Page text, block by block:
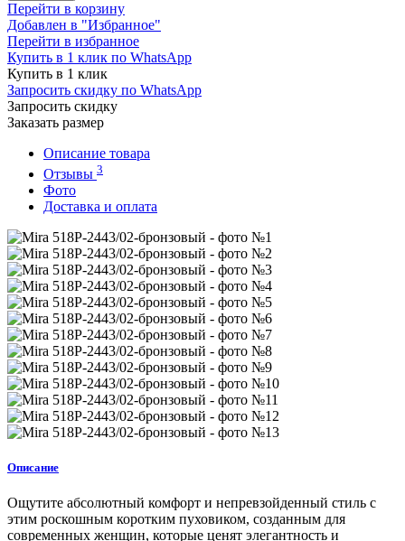
Перейти в корзину
Добавлен в "Избранное"
Перейти в избранное
Купить в 1 клик по WhatsApp
Купить в 1 клик
Запросить скидку по WhatsApp
Запросить скидку
Заказать размер
Описание товара
Отзывы 3
Фото
Доставка и оплата
Описание
Ощутите абсолютный комфорт и непревзойденный стиль с
этим роскошным коротким пуховиком, созданным для
современных женщин, которые ценят элегантность и